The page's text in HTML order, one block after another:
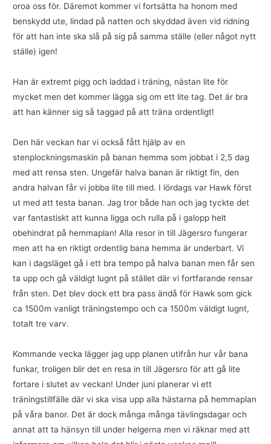
oroa oss för. Däremot kommer vi fortsätta ha honom med
benskydd ute, lindad på natten och skyddad även vid ridning
för att han inte ska slå på sig på samma ställe (eller något nytt
ställe) igen!
Han är extremt pigg och laddad i träning, nästan lite för
mycket men det kommer lägga sig om ett lite tag. Det är bra
att han känner sig så taggad på att träna ordentligt!
Den här veckan har vi också fått hjälp av en
stenplockningsmaskin på banan hemma som jobbat i 2,5 dag
med att rensa sten. Ungefär halva banan är riktigt fin, den
andra halvan får vi jobba lite till med. I lördags var Hawk först
ut med att testa banan. Jag tror både han och jag tyckte det
var fantastiskt att kunna ligga och rulla på i galopp helt
obehindrat på hemmaplan! Alla resor in till Jägersro fungerar
men att ha en riktigt ordentlig bana hemma är underbart. Vi
kan i dagsläget gå i ett bra tempo på halva banan men får sen
ta upp och gå väldigt lugnt på stället där vi fortfarande rensar
från sten. Det blev dock ett bra pass ändå för Hawk som gick
ca 1500m vanligt träningstempo och ca 1500m väldigt lugnt,
totalt tre varv.
Kommande vecka lägger jag upp planen utifrån hur vår bana
funkar, troligen blir det en resa in till Jägersro för att gå lite
fortare i slutet av veckan! Under juni planerar vi ett
träningstillfälle där vi ska visa upp alla hästarna på hemmaplan
på våra banor. Det är dock många många tävlingsdagar och
annat att ta hänsyn till under helgerna men vi räknar med att